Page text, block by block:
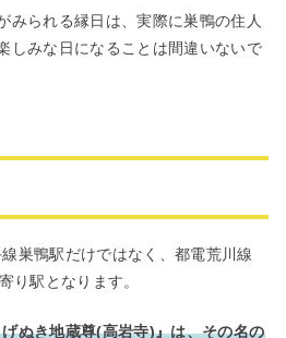
みられる縁日は、実際に巣鴨の住人
しみな日になることは間違いないで
巣鴨駅だけではなく、都電荒川線
り駅となります。
ぬき地蔵尊(高岩寺)』は、その名の